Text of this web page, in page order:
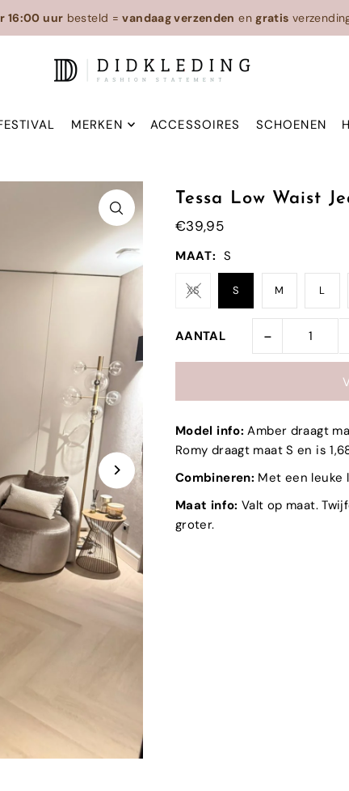
16:00 uur besteld =vandaag verzenden engratis
MERKEN ACCESSOIRES SCHOENEN
Tessa Low Waist
€39,95
MAAT: S
XS S M L
AANTAL -
Model info: Amber draagt
Romy draagt maat S en is
Combineren: Met een leuke
Maat info: Valt op maat.
groter.